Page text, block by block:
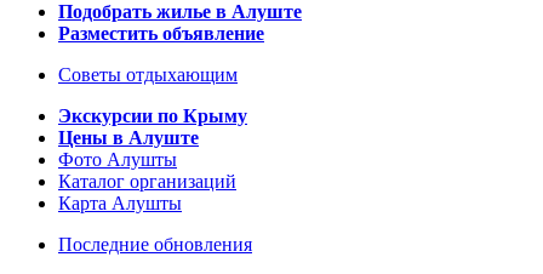
Подобрать жилье в Алуште
Разместить объявление
Советы отдыхающим
Экскурсии по Крыму
Цены в Алуште
Фото Алушты
Каталог организаций
Карта Алушты
Последние обновления